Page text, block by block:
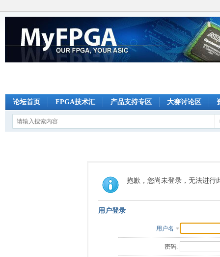
论坛首页 FPGA技术汇 产品支持专区 大赛讨论区
抱歉，您尚未登录，无法进行
用户登录
用户名
密码: